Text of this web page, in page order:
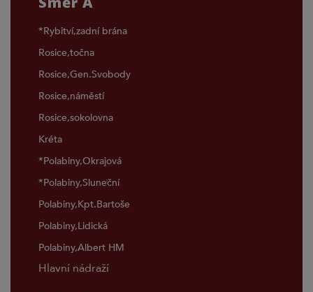
*Rybitví,zadní brána
Rosice,točna
Rosice,Gen.Svobody
Rosice,náměstí
Rosice,sokolovna
Kréta
*Polabiny,Okrajová
*Polabiny,Sluneční
Polabiny,Kpt.Bartoše
Polabiny,Lidická
Polabiny,Albert HM
Hlavní nádraží